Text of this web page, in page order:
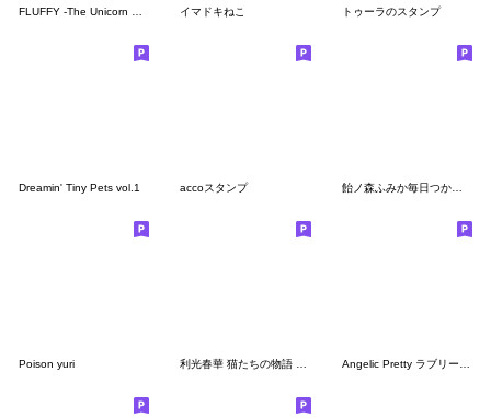
イマドキねこ トゥーラのスタンプ
Dreamin' Tiny Pets vol.1 accoスタンプ 飴ノ森ふみか毎日つかえるスタンプ
Poison yuri 利光春華 猫たちの物語 vol.01 スタンプ Angelic Pretty ラブリー スタンプ